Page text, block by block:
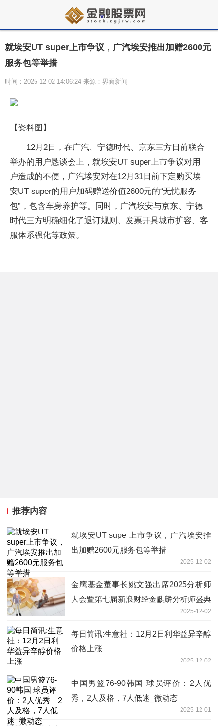
就埃安UT super上市争议，广汽埃安推出加赠2600元
服务包等举措
时间：2025-12-02 14:06:24 来源：界面新闻
【资料图】
12月2日，在广汽、宁德时代、京东三方日前联合
举办的用户恳谈会上，就埃安UT super上市争议对用
户造成的不便，广汽埃安对在12月31日前下定购买埃
安UT super的用户加码赠送价值2600元的“无忧服务
包”，包含车身养护等。同时，广汽埃安与京东、宁德
时代三方明确细化了退订规则、发票开具城市扩容、客
服体系强化等政策。
推荐内容
就埃安UT super上市争议，广汽埃安推
出加赠2600元服务包等举措
2025-12-02
金鹰基金董事长姚文强出席2025分析师
大会暨第七届新浪财经金麒麟分析师盛典
2025-12-02
每日简讯:生意社：12月2日利华益异辛醇
价格上涨
2025-12-02
中国男篮76-90韩国 球员评价：2人优
秀，2人及格，7人低迷_微动态
2025-12-01